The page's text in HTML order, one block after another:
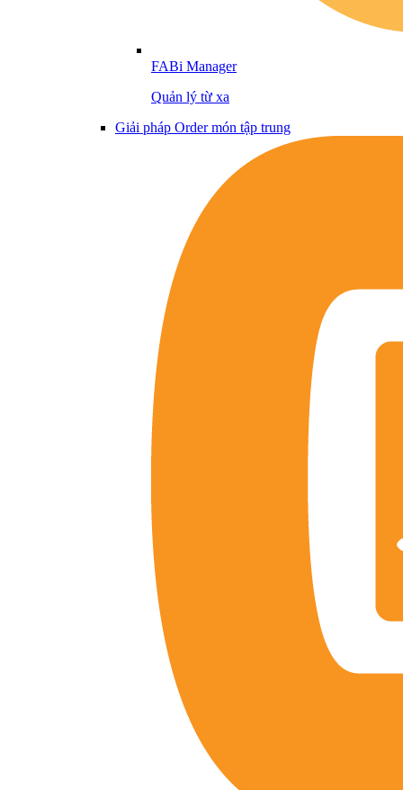
FABi Manager
Quản lý từ xa
Giải pháp Order món tập trung